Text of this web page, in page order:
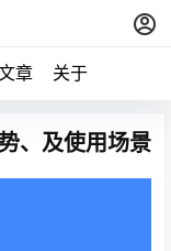
章 关于
、及使用场景